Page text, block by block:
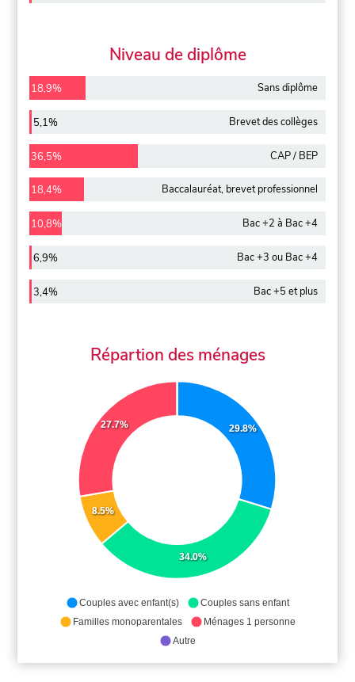
Niveau de diplôme
18,9% Sans diplôme
5,1% Brevet des collèges
36,5% CAP / BEP
18,4% Baccalauréat, brevet professionnel
10,8% Bac +2 à Bac +4
6,9% Bac +3 ou Bac +4
3,4% Bac +5 et plus
Répartion des ménages
29.8%
34.0%
8.5%
27.7%
Couples avec enfant(s)
Couples sans enfant
Familles monoparentales
Ménages 1 personne
Autre